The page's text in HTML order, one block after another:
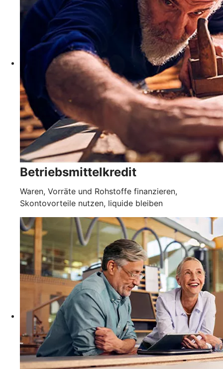
Betriebsmittelkredit
Waren, Vorräte und Rohstoffe finanzieren,
Skontovorteile nutzen, liquide bleiben